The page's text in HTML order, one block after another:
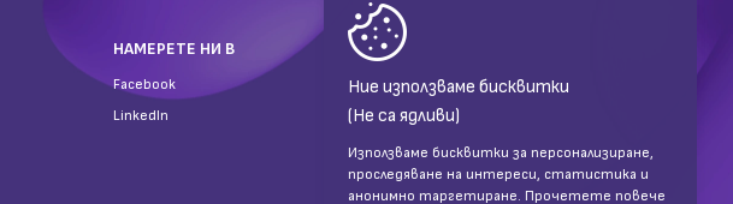
Ние използваме бисквитки
(Не са ядливи)
Използваме бисквитки за персонализиране,
проследяване на интереси, статистика и
анонимно таргетиране. Прочетете повече
НАМЕРЕТЕ НИ В
Facebook
LinkedIn